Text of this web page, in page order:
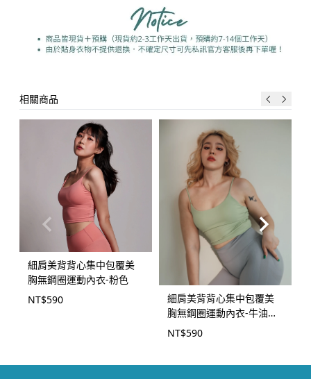
細肩美背背心集中包覆美
胸無鋼圈運動內衣-粉色
NT$590
細肩美背背心集中包覆美
胸無鋼圈運動內衣-牛油果
綠
NT$590
相關商品